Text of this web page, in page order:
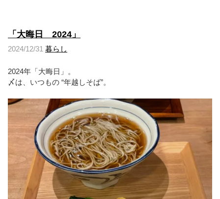
「大晦日 2024」
2024/12/31 暮らし
2024年「大晦日」。
〆は、いつもの “年越しそば”。